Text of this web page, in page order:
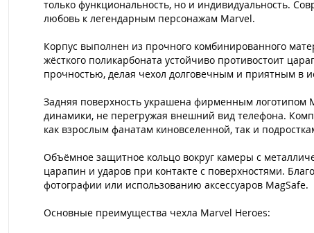
только функциональность, но и индивидуальность.
любовь к легендарным персонажам Marvel.
Корпус выполнен из прочного комбинированного
жёсткого поликарбоната устойчиво противостоит
прочностью, делая чехол долговечным и приятным в
Задняя поверхность украшена фирменным логотипом
динамики, не перегружая внешний вид телефона.
как взрослым фанатам киновселенной, так и
Объёмное защитное кольцо вокруг камеры с
царапин и ударов при контакте с поверхностями.
фотографии или использованию аксессуаров MagSafe.
Основные преимущества чехла Marvel Heroes: